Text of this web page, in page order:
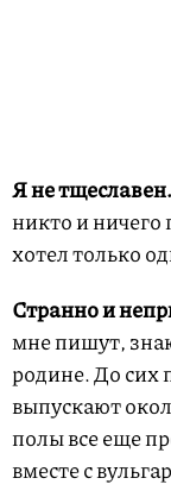
Я не тщеславен.
никто и ничего
хотел только
Странно и
мне пишут,
родине. До сих
выпускают
полы все еще
вместе с